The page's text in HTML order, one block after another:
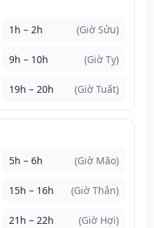
1h – 2h (Giờ Sửu)
9h – 10h (Giờ Tỵ)
19h – 20h (Giờ Tuất)
5h – 6h (Giờ Mão)
15h – 16h (Giờ Thân)
21h – 22h (Giờ Hợi)